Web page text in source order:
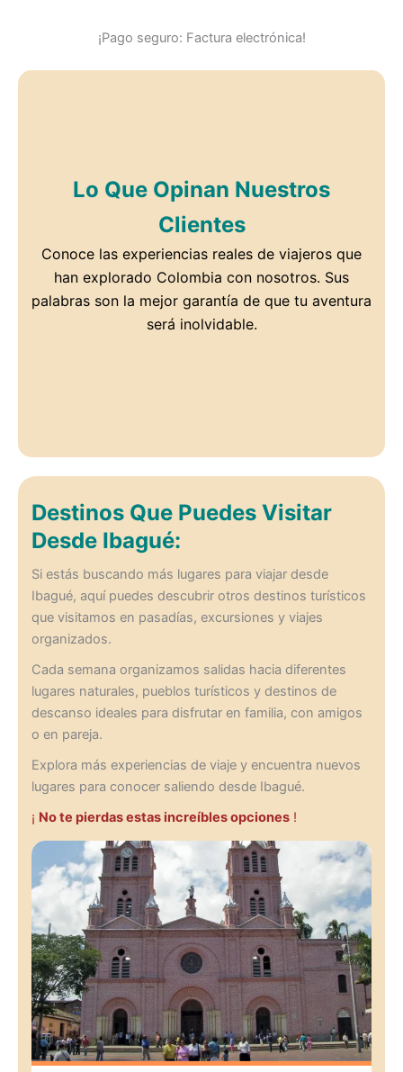
¡Pago seguro: Factura electrónica!
Lo Que Opinan Nuestros
Clientes
Conoce las experiencias reales de viajeros que
han explorado Colombia con nosotros. Sus
palabras son la mejor garantía de que tu aventura
será inolvidable.
Destinos Que Puedes Visitar
Desde Ibagué:
Si estás buscando más lugares para viajar desde
Ibagué, aquí puedes descubrir otros destinos turísticos
que visitamos en pasadías, excursiones y viajes
organizados.
Cada semana organizamos salidas hacia diferentes
lugares naturales, pueblos turísticos y destinos de
descanso ideales para disfrutar en familia, con amigos
o en pareja.
Explora más experiencias de viaje y encuentra nuevos
lugares para conocer saliendo desde Ibagué.
¡ No te pierdas estas increíbles opciones!